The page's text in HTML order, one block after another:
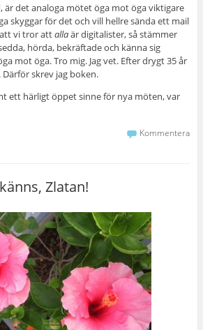
är det analoga mötet öga mot öga viktigare
skyggar för det och vill hellre sända ett mail
vi tror attallaär digitalister, så stämmer
hörda, bekräftade och känna sig
mot öga. Tro mig. Jag vet. Efter drygt 35 år
skrev jag boken.
ett härligt öppet sinne för nya möten, var
Kommentera
Zlatan!